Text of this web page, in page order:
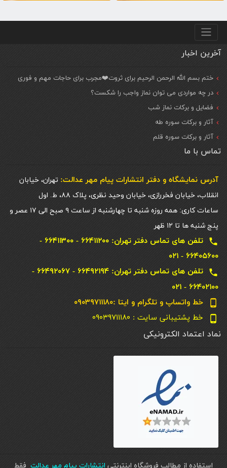
منو پایین
آخرین اخبار
ختم بسم الله الرحمن الرحیم برای ثروت❤️مجرب برای حاجات مهم و فوری
در چه مواردی می توان نماز واجب را شکست؟
فضایل و برکات نماز شب
آثار و برکات سوره طه
آثار و برکات سوره قلم
تماس با ما
آدرس نمایشگاه و دفتر انتشارات پيام مهر عدالت: تهران، خیابان
انقلاب، خیابان فخررازی، خیابان وحید نظری، پلاک ۸۸، ط. اول
ساعات کاری: همه روزه شنبه تا چهارشنبه از ساعت ۹ صبح الی ۱۷ عصر و
پنج شنبه ها تا ۱۲ ظهر
local_phone
تلفن های تماس دفتر تهران: ۶۶۴۱۱۲۰۰ - ۶۶۴۱۱۳۰۰ -
۶۶۴۰۵۶۰۰ - ۰۲۱
local_phone
تلفن های تماس دفتر تهران: ۶۶۴۹۲۱۹۴ - ۶۶۴۹۲۰۶۷ -
۶۶۴۰۲۱۰۰ - ۰۲۱
phone_android خط واتساپ و تلگرام و ایتا :۰۹۰۳۹۷۱۱۱۸۰
phone_android خط پشتیبانی سایت : ۰۹۰۳۹۷۱۱۱۸۰
نماد اعتماد الکترونیکی
استفاده از مطالب فروشگاه اینترنتی انتشارات پیام مهر عدالت فقط